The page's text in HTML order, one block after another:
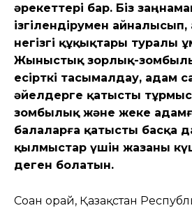
әрекеттері бар. Біз
ізгілендірумен
негізгі құқықтары туралы
Жыныстық зорлық-
есірткі тасымалдау, адам
әйелдерге қатысты
зомбылық және жеке
балаларға қатысты басқа
қылмыстар үшін жазаны
деген болатын.
Соған орай, Қазақстан